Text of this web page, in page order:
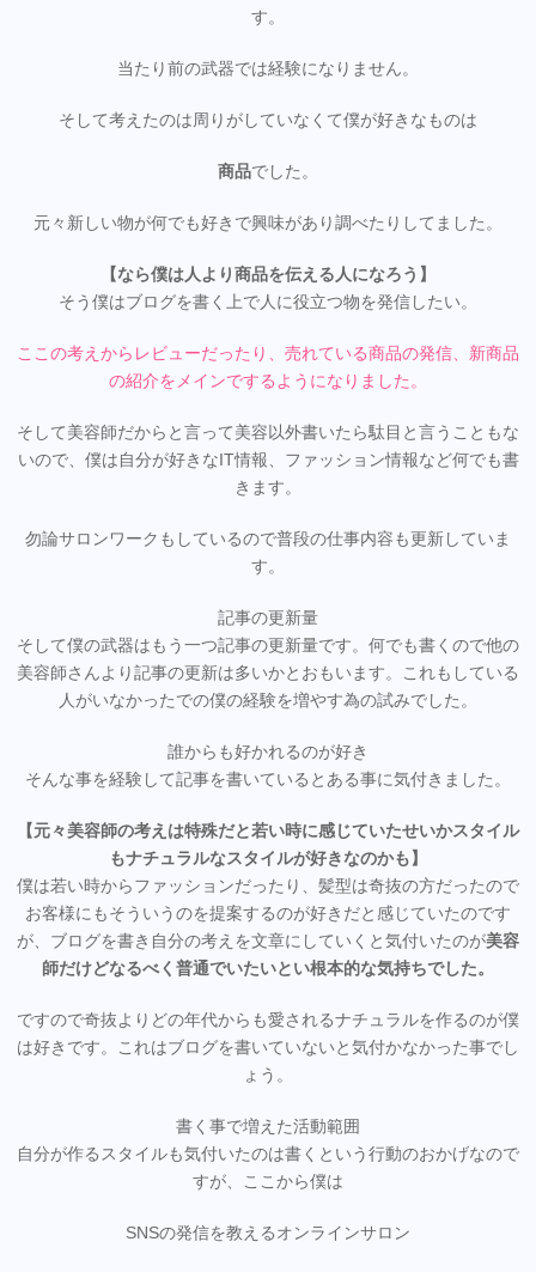
す。
当たり前の武器では経験になりません。
そして考えたのは周りがしていなくて僕が好きなものは
商品でした。
元々新しい物が何でも好きで興味があり調べたりしてました。
【なら僕は人より商品を伝える人になろう】
そう僕はブログを書く上で人に役立つ物を発信したい。
ここの考えからレビューだったり、売れている商品の発信、新商品
の紹介をメインでするようになりました。
そして美容師だからと言って美容以外書いたら駄目と言うこともな
いので、僕は自分が好きなIT情報、ファッション情報など何でも書
きます。
勿論サロンワークもしているので普段の仕事内容も更新していま
す。
記事の更新量
そして僕の武器はもう一つ記事の更新量です。何でも書くので他の
美容師さんより記事の更新は多いかとおもいます。これもしている
人がいなかったでの僕の経験を増やす為の試みでした。
誰からも好かれるのが好き
そんな事を経験して記事を書いているとある事に気付きました。
【元々美容師の考えは特殊だと若い時に感じていたせいかスタイル
もナチュラルなスタイルが好きなのかも】
僕は若い時からファッションだったり、髪型は奇抜の方だったので
お客様にもそういうのを提案するのが好きだと感じていたのです
が、ブログを書き自分の考えを文章にしていくと気付いたのが美容
師だけどなるべく普通でいたいとい根本的な気持ちでした。
ですので奇抜よりどの年代からも愛されるナチュラルを作るのが僕
は好きです。これはブログを書いていないと気付かなかった事でし
ょう。
書く事で増えた活動範囲
自分が作るスタイルも気付いたのは書くという行動のおかげなので
すが、ここから僕は
SNSの発信を教えるオンラインサロン